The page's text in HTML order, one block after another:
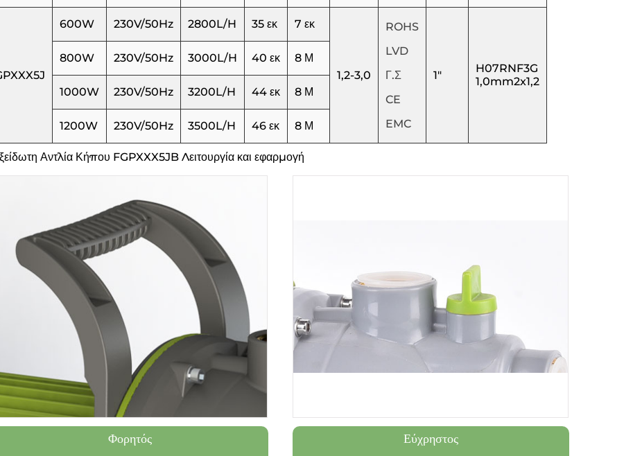
600W 230V/50Hz 2800L/H 35 εκ 7 εκ
1,2-3,0
ROHS
LVD
Γ.Σ
CE
EMC
1"
H07RNF3G
1,0mm2x1,2
800W 230V/50Hz 3000L/H 40 εκ 8 Μ
1000W 230V/50Hz 3200L/H 44 εκ 8 Μ
1200W 230V/50Hz 3500L/H 46 εκ 8 Μ
Αντλία Κήπου FGPXXX5JB Λειτουργία και εφαρμογή
Φορητός
Εύχρηστος